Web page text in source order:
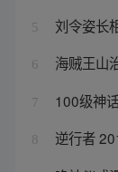
5 刘令姿长
6 海贼王山
7 100级神
8 逆行者